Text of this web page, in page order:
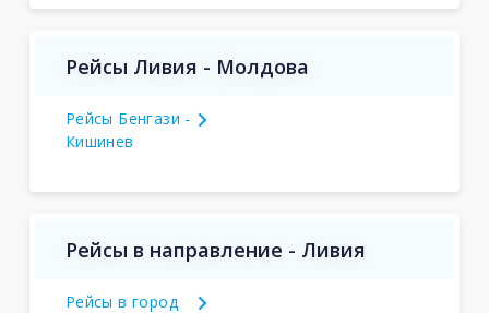
Рейсы Ливия - Молдова
Рейсы Бенгази -
Кишинев
Рейсы в направление - Ливия
Рейсы в город